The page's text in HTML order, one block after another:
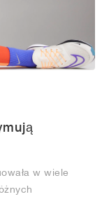
w wiele